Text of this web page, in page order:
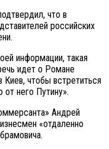
что в
российских
информации, такая
идет о Романе
Киев, чтобы встретиться
него Путину».
Андрей
«отдаленно